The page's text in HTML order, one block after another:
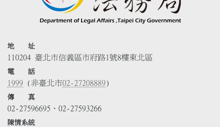
地 址
110204 臺北市信義區市府路1號8樓東北區
電 話
1999 (非臺北市02-27208889)
傳 真
02-27596695、02-27593266
陳情系統